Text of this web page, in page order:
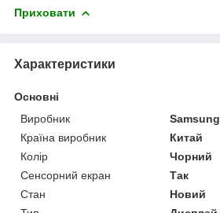
Приховати
Характеристики
Основні
Виробник
Samsung
Країна виробник
Китай
Колір
Чорний
Сенсорний екран
Так
Стан
Новий